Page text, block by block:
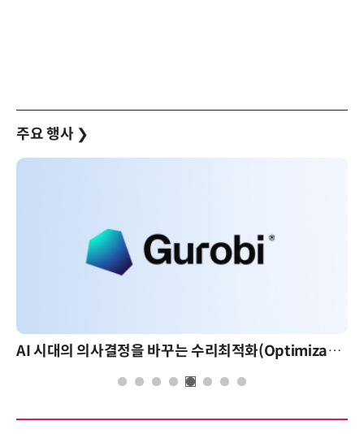
주요 행사 ❯
AI 시대의 의사결정을 바꾸는 수리최적화(Optimization): 실제 산업 적용 사례와 활용 전략